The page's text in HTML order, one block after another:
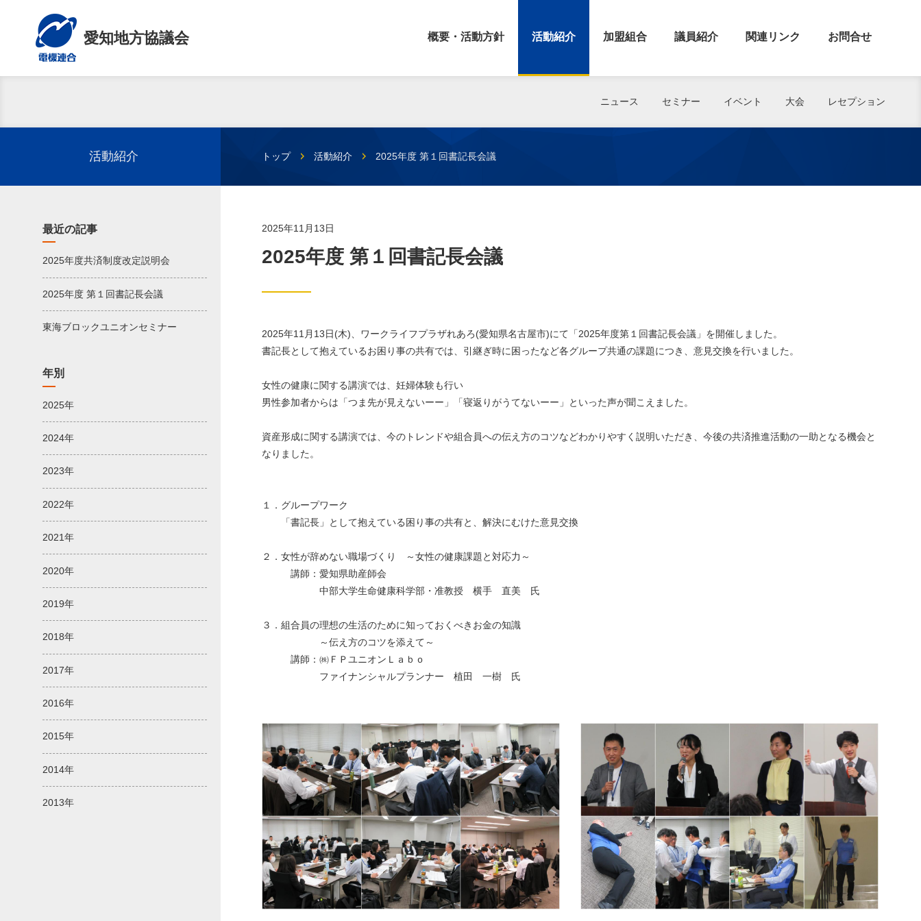
愛知地方協議会 概要・活動方針 活動紹介 加盟組合 議員紹介 関連リンク お問合せ
ニュース セミナー イベント 大会 レセプション
トップ 活動紹介 2025年度 第１回書記長会議
活動紹介
2025年11月13日
2025年度 第１回書記長会議
2025年11月13日(木)、ワークライフプラザれあろ(愛知県名古屋市)にて「2025年度第１回書記長会議」を開催しました。
書記長として抱えているお困り事の共有では、引継ぎ時に困ったなど各グループ共通の課題につき、意見交換を行いました。
女性の健康に関する講演では、妊婦体験も行い
男性参加者からは「つま先が見えないーー」「寝返りがうてないーー」といった声が聞こえました。
資産形成に関する講演では、今のトレンドや組合員への伝え方のコツなどわかりやすく説明いただき、今後の共済推進活動の一助となる機会と
なりました。
１．グループワーク
「書記長」として抱えている困り事の共有と、解決にむけた意見交換
２．女性が辞めない職場づくり ～女性の健康課題と対応力～
講師：愛知県助産師会
中部大学生命健康科学部・准教授 横手 直美 氏
３．組合員の理想の生活のために知っておくべきお金の知識
～伝え方のコツを添えて～
講師：㈱ＦＰユニオンＬａｂｏ
ファイナンシャルプランナー 植田 一樹 氏
最近の記事
2025年度共済制度改定説明会
2025年度 第１回書記長会議
東海ブロックユニオンセミナー
年別
2025年
2024年
2023年
2022年
2021年
2020年
2019年
2018年
2017年
2016年
2015年
2014年
2013年